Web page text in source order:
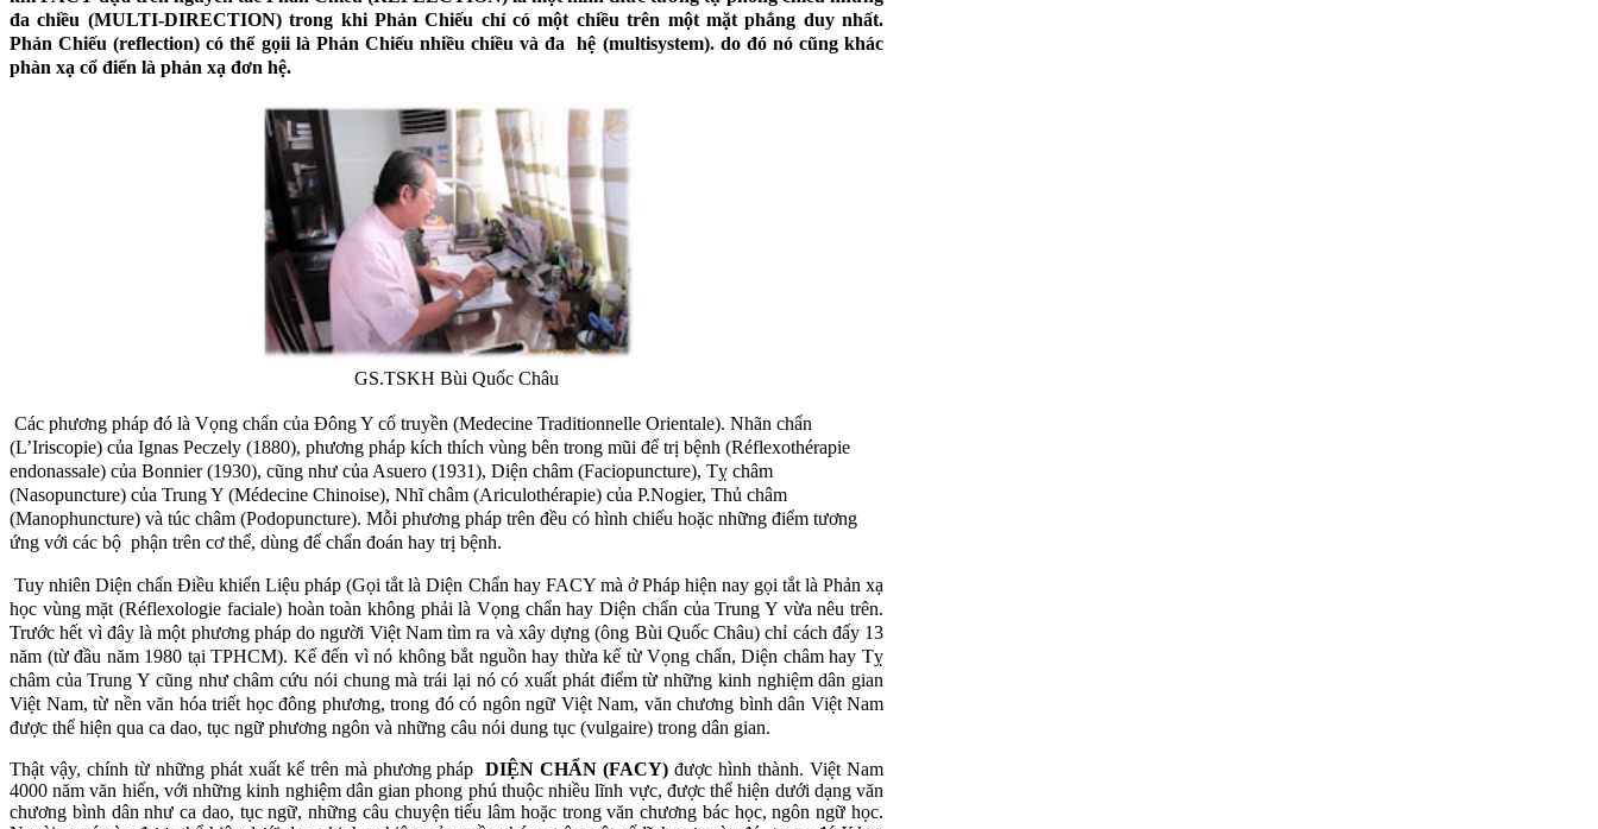
đa chiều (MULTI-DIRECTION) trong khi Phản Chiếu chỉ có một chiều trên một mặt phẳng duy nhất.
Phản Chiếu (reflection) có thể gọii là Phản Chiếu nhiều chiều và đa hệ (multisystem). do đó nó cũng khác
phàn xạ cổ điển là phản xạ đơn hệ.
GS.TSKH Bùi Quốc Châu
Các phương pháp đó là Vọng chẩn của Đông Y cổ truyền (Medecine Traditionnelle Orientale). Nhãn chẩn
(L’Iriscopie) của Ignas Peczely (1880), phương pháp kích thích vùng bên trong mũi để trị bệnh (Réflexothérapie
endonassale) của Bonnier (1930), cũng như của Asuero (1931), Diện châm (Faciopuncture), Tỵ châm
(Nasopuncture) của Trung Y (Médecine Chinoise), Nhĩ châm (Ariculothérapie) của P.Nogier, Thủ châm
(Manophuncture) và túc châm (Podopuncture). Mỗi phương pháp trên đều có hình chiếu hoặc những điểm tương
ứng với các bộ phận trên cơ thể, dùng để chẩn đoán hay trị bệnh.
Tuy nhiên Diện chẩn Điều khiển Liệu pháp (Gọi tắt là Diện Chẩn hay FACY mà ở Pháp hiện nay gọi tắt là Phản xạ
học vùng mặt (Réflexologie faciale) hoàn toàn không phải là Vọng chẩn hay Diện chẩn của Trung Y vừa nêu trên.
Trước hết vì đây là một phương pháp do người Việt Nam tìm ra và xây dựng (ông Bùi Quốc Châu) chỉ cách đấy 13
năm (từ đầu năm 1980 tại TPHCM). Kế đến vì nó không bắt nguồn hay thừa kế từ Vọng chẩn, Diện châm hay Tỵ
châm của Trung Y cũng như châm cứu nói chung mà trái lại nó có xuất phát điểm từ những kinh nghiệm dân gian
Việt Nam, từ nền văn hóa triết học đông phương, trong đó có ngôn ngữ Việt Nam, văn chương bình dân Việt Nam
được thể hiện qua ca dao, tục ngữ phương ngôn và những câu nói dung tục (vulgaire) trong dân gian.
Thật vậy, chính từ những phát xuất kể trên mà phương phápDIỆN CHẨN (FACY) được hình thành. Việt Nam
4000 năm văn hiến, với những kinh nghiệm dân gian phong phú thuộc nhiều lĩnh vực, được thể hiện dưới dạng văn
chương bình dân như ca dao, tục ngữ, những câu chuyện tiếu lâm hoặc trong văn chương bác học, ngôn ngữ học.